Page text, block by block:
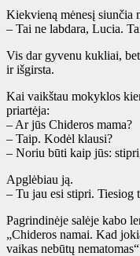
Kiekvieną mėnesį siunčia
– Tai ne labdara, Lucia.
Vis dar gyvenu kukliai,
ir išgirsta.
Kai vaikštau mokyklos
priartėja:
– Ar jūs Chideros mama?
– Taip. Kodėl klausi?
– Noriu būti kaip jūs:
Apglėbiau ją.
– Tu jau esi stipri. Tiesiog
Pagrindinėje salėje kabo
„Chideros namai. Kad
vaikas nebūtų